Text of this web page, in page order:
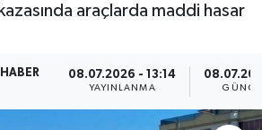
araçlarda maddi hasar
08.07.2026 - 13:14
YAYINLANMA